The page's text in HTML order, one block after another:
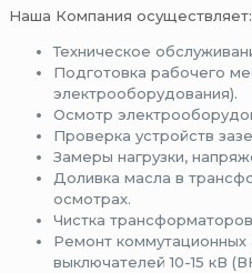
Наша Компания осуществляет:
Техническое
Подготовка рабочего
электрооборудования).
Осмотр
Проверка устройств
Замеры нагрузки,
Доливка масла в
осмотрах.
Чистка
Ремонт коммутационных
выключателей 10-15 кВ